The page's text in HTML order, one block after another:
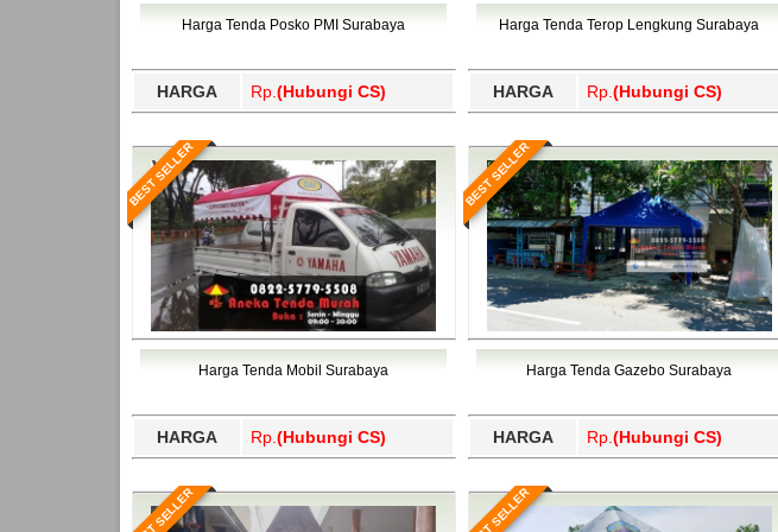
Bawang Barat, Tulangbawang, Tulungagung, Wajo, Wakatobi, Waropen,
Harga Tenda Posko PMI Surabaya
HARGA Rp. (Hubungi CS)
Harga Tenda Terop Lengkung Surabaya
HARGA Rp. (Hubungi CS)
BEST SELLER
Harga Tenda Mobil Surabaya
HARGA Rp. (Hubungi CS)
BEST SELLER
Harga Tenda Gazebo Surabaya
HARGA Rp. (Hubungi CS)